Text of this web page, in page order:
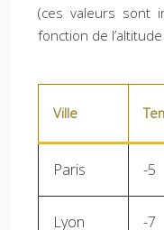
(ces valeurs sont
fonction de
Ville
Paris -5
Lyon -7